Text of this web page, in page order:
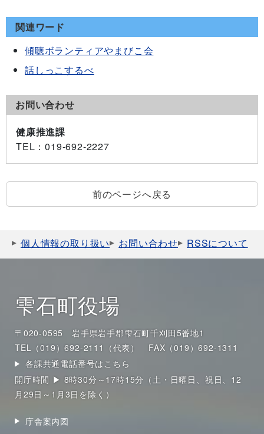
関連ワード
傾聴ボランティアやまびこ会
話しっこするべ
お問い合わせ
健康推進課
TEL ：019-692-2227
前のページへ戻る
個人情報の取り扱い お問い合わせ RSSについて
雫石町役場
〒020-0595 岩手県岩手郡雫石町千刈田5番地1
TEL（019）692-2111（代表）
FAX（019）692-1311
各課共通電話番号はこちら
開庁時間 ▶ 8時30分～17時15分（土・日曜日、祝日、12
月29日～1月3日を除く）
庁舎案内図